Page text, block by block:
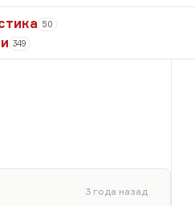
50
349
3 года назад